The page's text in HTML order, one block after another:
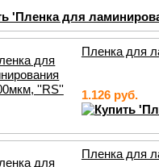
Пленка для
1.126 руб.
Пленка для